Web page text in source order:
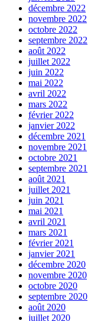
décembre 2022
novembre 2022
octobre 2022
septembre 2022
août 2022
juillet 2022
juin 2022
mai 2022
avril 2022
mars 2022
février 2022
janvier 2022
décembre 2021
novembre 2021
octobre 2021
septembre 2021
août 2021
juillet 2021
juin 2021
mai 2021
avril 2021
mars 2021
février 2021
janvier 2021
décembre 2020
novembre 2020
octobre 2020
septembre 2020
août 2020
juillet 2020